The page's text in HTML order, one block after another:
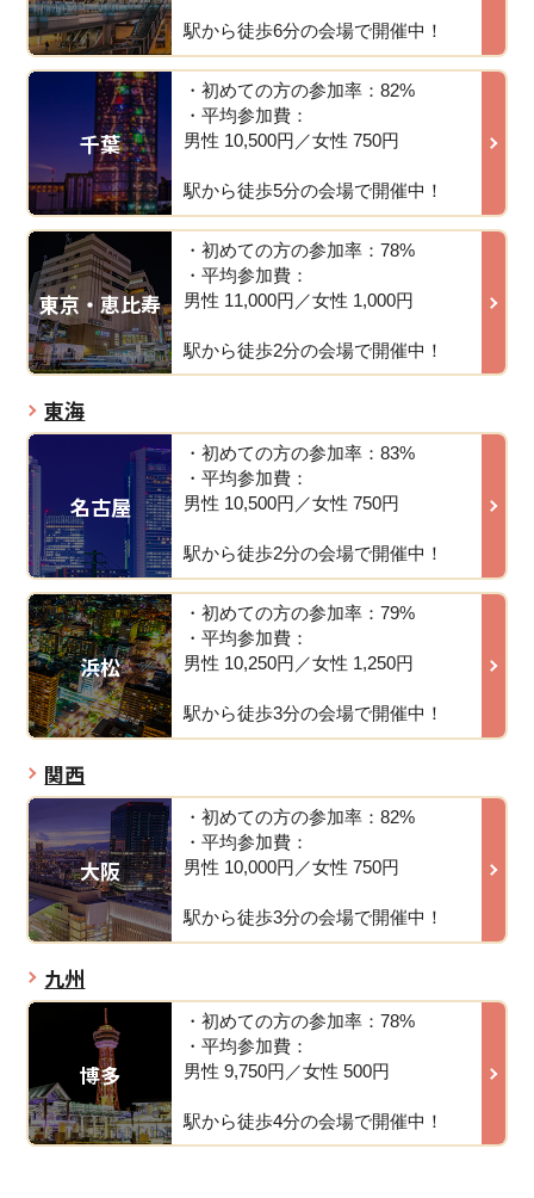
駅から徒歩6分の会場で開催中！
千葉
・初めての方の参加率：82%
・平均参加費：
男性 10,500円／女性 750円
駅から徒歩5分の会場で開催中！
東京・恵比寿
・初めての方の参加率：78%
・平均参加費：
男性 11,000円／女性 1,000円
駅から徒歩2分の会場で開催中！
東海
名古屋
・初めての方の参加率：83%
・平均参加費：
男性 10,500円／女性 750円
駅から徒歩2分の会場で開催中！
浜松
・初めての方の参加率：79%
・平均参加費：
男性 10,250円／女性 1,250円
駅から徒歩3分の会場で開催中！
関西
大阪
・初めての方の参加率：82%
・平均参加費：
男性 10,000円／女性 750円
駅から徒歩3分の会場で開催中！
九州
博多
・初めての方の参加率：78%
・平均参加費：
男性 9,750円／女性 500円
駅から徒歩4分の会場で開催中！